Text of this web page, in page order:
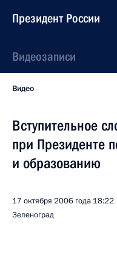
Президент России
Видеозаписи
Видео
Вступительное
при Президенте
и образованию
17 октября 2006 года 18:22
Зеленоград